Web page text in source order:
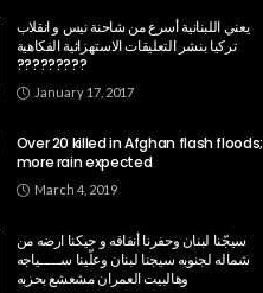
يعني اللبنانية أسرع من شاحنة نيس و انقلاب
تركيا بنشر التعليقات الاستهزائية الفكاهية
?????????
January 17, 2017
Over 20 killed in Afghan flash floods;
more rain expected
March 4, 2019
سيجّنا لبنان وحفرنا أنفاقه و حيكنا ارضه من
شماله لجنوبه سيجنا لبنان وعلّينا ســـــياجه
وهالبيت العمران مشعشع بحزبه